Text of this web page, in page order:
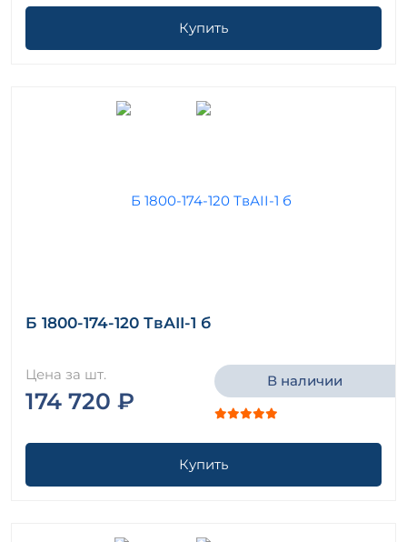
Купить
Б 1800-174-120 ТвАII-1 б
Цена за шт.
174 720 ₽
В наличии
Купить